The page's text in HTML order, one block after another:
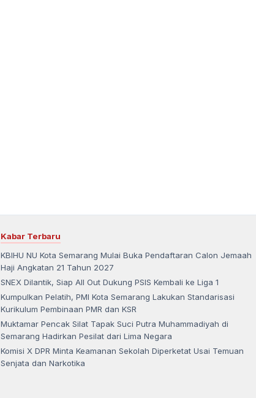
Kabar Terbaru
KBIHU NU Kota Semarang Mulai Buka Pendaftaran Calon Jemaah
Haji Angkatan 21 Tahun 2027
SNEX Dilantik, Siap All Out Dukung PSIS Kembali ke Liga 1
Kumpulkan Pelatih, PMI Kota Semarang Lakukan Standarisasi
Kurikulum Pembinaan PMR dan KSR
Muktamar Pencak Silat Tapak Suci Putra Muhammadiyah di
Semarang Hadirkan Pesilat dari Lima Negara
Komisi X DPR Minta Keamanan Sekolah Diperketat Usai Temuan
Senjata dan Narkotika